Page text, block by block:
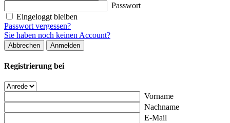
Passwort
Eingeloggt bleiben
Passwort vergessen?
Sie haben noch keinen Account?
Abbrechen Anmelden
Registrierung bei
Vorname
Nachname
E-Mail